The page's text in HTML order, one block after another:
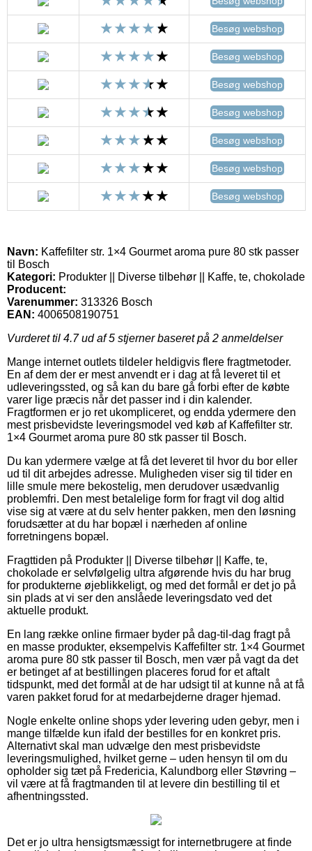
Besøg webshop
Besøg webshop
Besøg webshop
Besøg webshop
Besøg webshop
Besøg webshop
Besøg webshop
Navn: Kaffefilter str. 1×4 Gourmet aroma pure 80 stk passer
til Bosch
Kategori: Produkter || Diverse tilbehør || Kaffe, te, chokolade
Producent:
Varenummer: 313326 Bosch
EAN: 4006508190751
Vurderet til 4.7ud af 5 stjerner baseret på 2 anmeldelser
Mange internet outlets tildeler heldigvis flere fragtmetoder.
En af dem der er mest anvendt er i dag at få leveret til et
udleveringssted, og så kan du bare gå forbi efter de købte
varer lige præcis når det passer ind i din kalender.
Fragtformen er jo ret ukompliceret, og endda ydermere den
mest prisbevidste leveringsmodel ved køb af Kaffefilter str.
1×4 Gourmet aroma pure 80 stk passer til Bosch.
Du kan ydermere vælge at få det leveret til hvor du bor eller
ud til dit arbejdes adresse. Muligheden viser sig til tider en
lille smule mere bekostelig, men derudover usædvanlig
problemfri. Den mest betalelige form for fragt vil dog altid
vise sig at være at du selv henter pakken, men den løsning
forudsætter at du har bopæl i nærheden af online
forretningens bopæl.
Fragttiden på Produkter || Diverse tilbehør || Kaffe, te,
chokolade er selvfølgelig ultra afgørende hvis du har brug
for produkterne øjeblikkeligt, og med det formål er det jo på
sin plads at vi ser den anslåede leveringsdato ved det
aktuelle produkt.
En lang række online firmaer byder på dag-til-dag fragt på
en masse produkter, eksempelvis Kaffefilter str. 1×4 Gourmet
aroma pure 80 stk passer til Bosch, men vær på vagt da det
er betinget af at bestillingen placeres forud for et aftalt
tidspunkt, med det formål at de har udsigt til at kunne nå at få
varen pakket forud for at medarbejderne drager hjemad.
Nogle enkelte online shops yder levering uden gebyr, men i
mange tilfælde kun ifald der bestilles for en konkret pris.
Alternativt skal man udvælge den mest prisbevidste
leveringsmulighed, hvilket gerne – uden hensyn til om du
opholder sig tæt på Fredericia, Kalundborg eller Støvring –
vil være at få fragtmanden til at levere din bestilling til et
afhentningssted.
Det er jo ultra hensigtsmæssigt for internetbrugere at finde